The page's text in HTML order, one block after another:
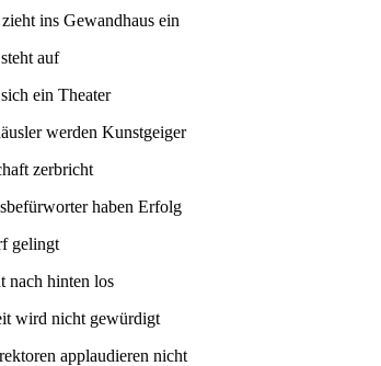
ins Gewandhaus ein
auf
ein Theater
werden Kunstgeiger
zerbricht
haben Erfolg
gelingt
hinten los
nicht gewürdigt
applaudieren nicht